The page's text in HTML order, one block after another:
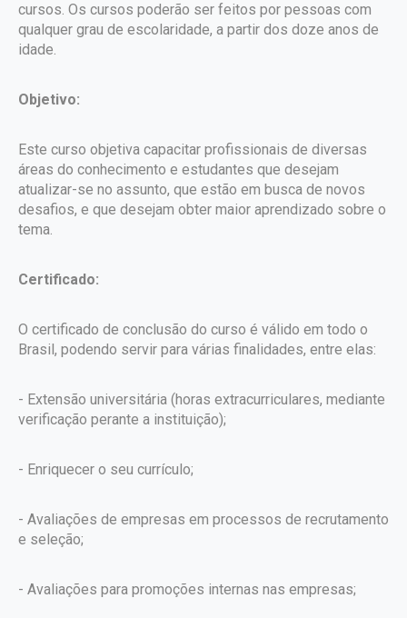
cursos. Os cursos poderão ser feitos por pessoas com
qualquer grau de escolaridade, a partir dos doze anos de
idade.
Objetivo:
Este curso objetiva capacitar profissionais de diversas
áreas do conhecimento e estudantes que desejam
atualizar-se no assunto, que estão em busca de novos
desafios, e que desejam obter maior aprendizado sobre o
tema.
Certificado:
O certificado de conclusão do curso é válido em todo o
Brasil, podendo servir para várias finalidades, entre elas:
- Extensão universitária (horas extracurriculares, mediante
verificação perante a instituição);
- Enriquecer o seu currículo;
- Avaliações de empresas em processos de recrutamento
e seleção;
- Avaliações para promoções internas nas empresas;